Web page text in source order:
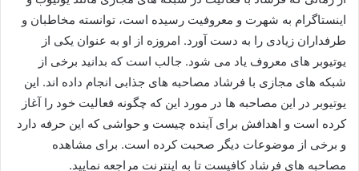
اینستاگرام به شهرت و معروفیت رسیده است، توانسته مخاطبان و
طرفداران زیادی را به دست آورد. امروزه از او به عنوان یکی از
یوتیوبر های معروف یاد می‌ شود. جالب است که بدانید برخی از
شبکه های مجازی با فرشاد مصاحبه های جذابی انجام داده اند. این
یوتیوبر در این مصاحبه ها در مورد این که چگونه فعالیت خود را آغاز
کرده است و اهدافش برای آینده چیست و حواشی که این حرفه دارد
و برخی از موضوعات دیگر صحبت کرده است. برای مشاهده
مصاحبه های فرشاد کافیست تا به اینترنت مراجعه نمایید.